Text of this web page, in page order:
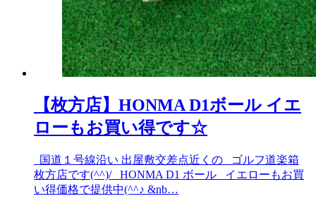
【枚方店】HONMA D1ボール イエ
ローもお買い得です☆
国道１号線沿い 出屋敷交差点近くの ゴルフ道楽箱
枚方店です(^^)/ HONMA D1 ボール イエローもお買
い得価格で提供中(^^♪ &nb…